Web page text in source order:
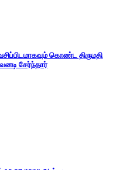
கொண்ட திருமதி
சேர்ந்தார்